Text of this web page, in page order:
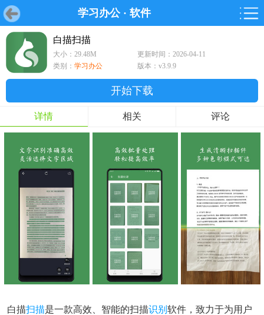
学习办公· 软件
首页 游戏
首页 游戏 软件 鸿蒙
游戏 软件
白描扫描
大小：29.48M
更新时间：2026-04-11
类别： 学习办公 版本：v3.9.9
开始下载
详情 相关 评论
白描扫描是一款高效、智能的扫描识别 软件，致力于为用户